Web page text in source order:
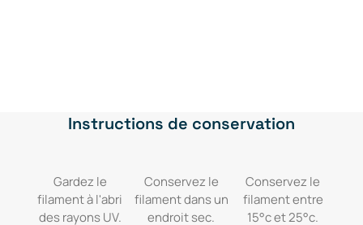
$
Instructions de conservation
Gardez le
filament à l'abri
des rayons UV.
Conservez le
filament dans un
endroit sec.
Conservez le
filament entre
15°c et 25°c.